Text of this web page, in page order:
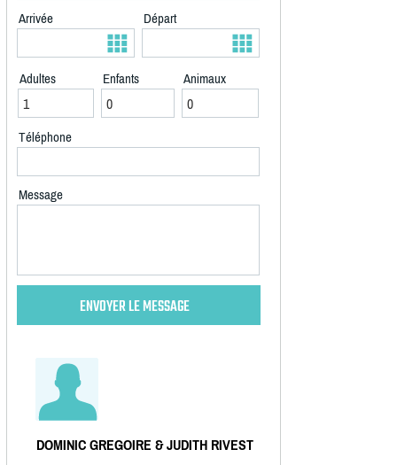
Arrivée Départ
Adultes Enfants Animaux
Téléphone
Message
DOMINIC GREGOIRE & JUDITH RIVEST